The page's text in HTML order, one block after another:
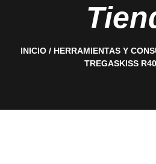
INICIO/ HERRAMIENTAS Y
TREGASKISS